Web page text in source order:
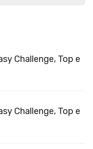
Challenge, Top e
Challenge, Top e